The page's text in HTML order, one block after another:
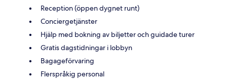
Reception (öppen dygnet runt)
Conciergetjänster
Hjälp med bokning av biljetter och guidade turer
Gratis dagstidningar i lobbyn
Bagageförvaring
Flerspråkig personal